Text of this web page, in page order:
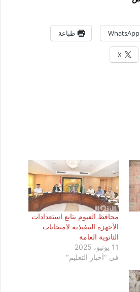
WhatsApp طباعة
X
محافظ الفيوم يتابع استعدادات
الأجهزة التنفيذية لامتحانات
الثانوية العامة
11 يونيو، 2025
في "أخبار التعليم"